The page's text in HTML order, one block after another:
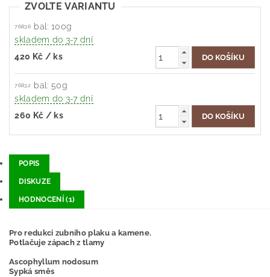
ZVOLTE VARIANTU
76836
bal: 100g
skladem do 3-7 dní
420 Kč / ks
76832
bal: 50g
skladem do 3-7 dní
260 Kč / ks
POPIS
DISKUZE
HODNOCENÍ (1)
Pro redukci zubního plaku a kamene.
Potlačuje zápach z tlamy
Ascophyllum nodosum
Sypká směs